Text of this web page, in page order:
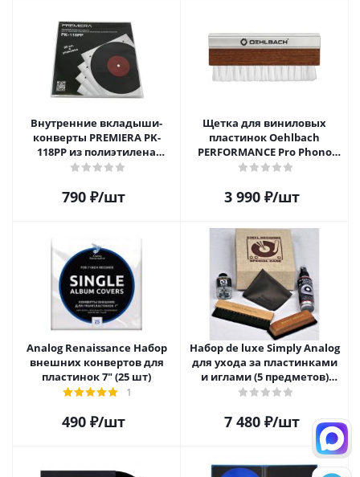
Внутренние вкладыши-
конверты PREMIERA PK-
118PP из полиэтилена
высокой плотности для 12"
шт.
790 ₽/шт
Щетка для виниловых
пластинок Oehlbach
PERFORMANCE Pro Phono
Brush, Record Brush,
3 990₽/шт
Analog Renaissance Набор
внешних конвертов для
пластинок 7" (25 шт)
1
490 ₽/шт
Набор de luxe Simply Analog
для ухода за пластинками
и иглами (5 предметов)
SAVC005
7 480₽/шт